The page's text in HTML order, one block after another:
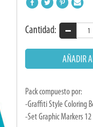
Cantidad:
AÑADIR
Pack compuesto por:
-Graffiti Style Coloring
-Set Graphic Markers